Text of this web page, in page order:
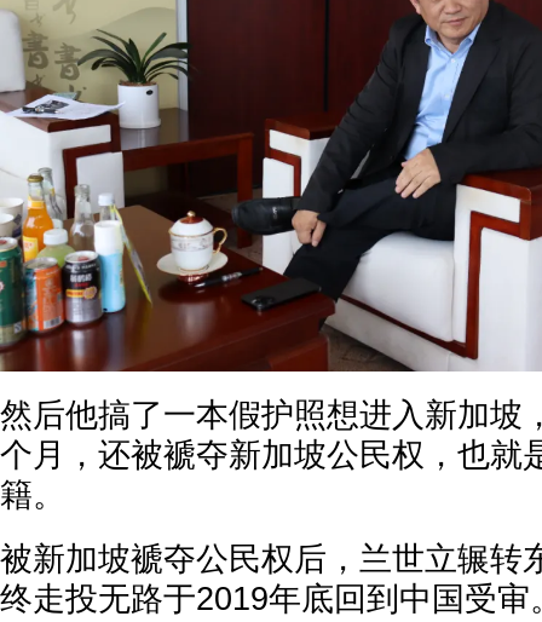
然后他搞了一本假护照想进入新加坡
个月，还被褫夺新加坡公民权，也就
籍。
被新加坡褫夺公民权后，兰世立辗转
终走投无路于2019年底回到中国受审